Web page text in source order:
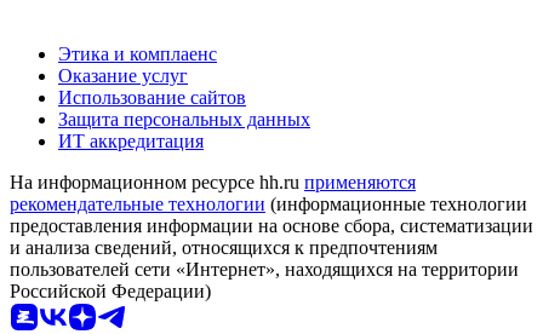
Этика и комплаенс
Оказание услуг
Использование сайтов
Защита персональных данных
ИТ аккредитация
На информационном ресурсе hh.ru применяются
рекомендательные технологии (информационные технологии
предоставления информации на основе сбора, систематизации
и анализа сведений, относящихся к предпочтениям
пользователей сети «Интернет», находящихся на территории
Российской Федерации)